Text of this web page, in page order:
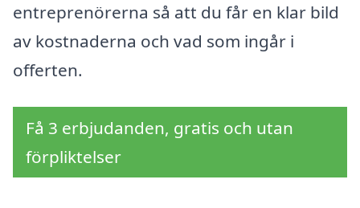
entreprenörerna så att du får en klar bild
av kostnaderna och vad som ingår i
offerten.
Få 3 erbjudanden, gratis och utan
förpliktelser